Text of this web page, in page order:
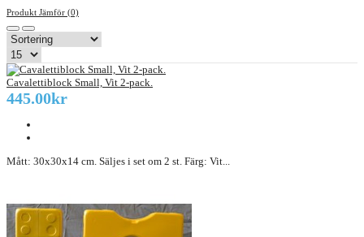
Produkt Jämför (0)
Cavalettiblock Small, Vit 2-pack.
445.00kr
Mått: 30x30x14 cm. Säljes i set om 2 st. Färg: Vit...